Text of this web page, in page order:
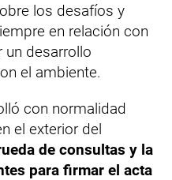
los desafíos y
en relación con
un desarrollo
el ambiente.
con normalidad
el exterior del
de consultas y la
para firmar el acta